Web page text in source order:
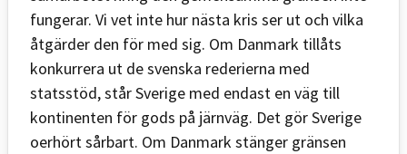
fungerar. Vi vet inte hur nästa kris ser ut och vilka
åtgärder den för med sig. Om Danmark tillåts
konkurrera ut de svenska rederierna med
statsstöd, står Sverige med endast en väg till
kontinenten för gods på järnväg. Det gör Sverige
oerhört sårbart. Om Danmark stänger gränsen